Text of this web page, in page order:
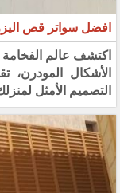
افضل سواتر قص
اكتشف عالم
الأشكال المودرن،
التصميم الأمثل